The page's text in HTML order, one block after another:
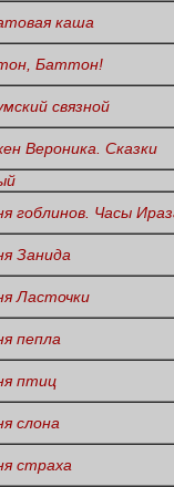
каша
Баттон!
связной
Вероника. Сказки
гоблинов. Часы
Занида
Ласточки
пепла
птиц
слона
страха